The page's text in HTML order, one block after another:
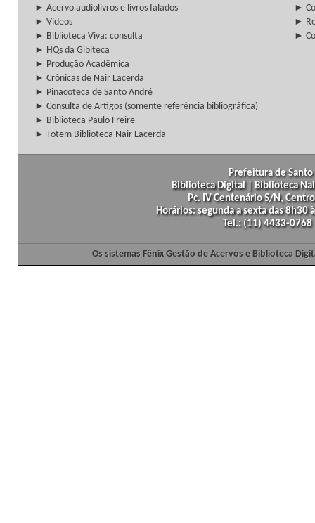
► Acervo audiolivros e livros falados
►
► Vídeos
►
► Biblioteca Viva: consulta
►
► HQs da Gibiteca
► Produção Acadêmica
► Crônicas de Nair Lacerda
► Pinacoteca de Santo André
► Consulta de Artigos (somente referência bibliográfica)
► Biblioteca Paulo Freire
► Totem Biblioteca Nair Lacerda
Prefeitura de
Biblioteca Digital | Biblioteca
Pc. IV Centenário S/N,
Horários: segunda a sexta das
Tel.: (11) 4433-
Os sistemas Fênix Gestão de Acervos e Biblioteca